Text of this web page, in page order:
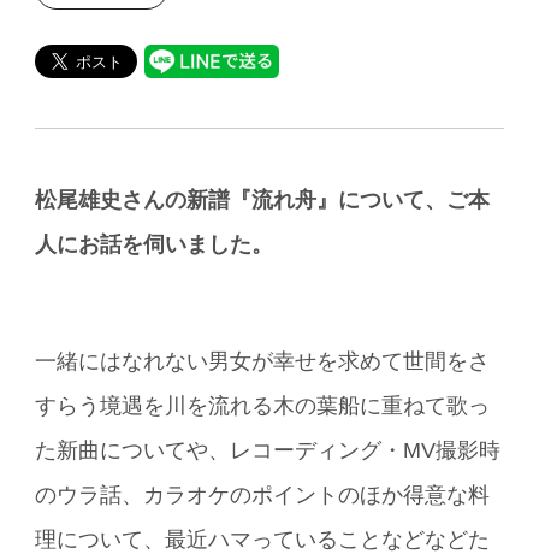
松尾雄史さんの新譜『流れ舟』について、ご本
人にお話を伺いました。
一緒にはなれない男女が幸せを求めて世間をさ
すらう境遇を川を流れる木の葉船に重ねて歌っ
た新曲についてや、レコーディング・MV撮影時
のウラ話、カラオケのポイントのほか得意な料
理について、最近ハマっていることなどなどた